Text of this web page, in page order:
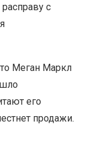
с
Меган Маркл
его
продажи.